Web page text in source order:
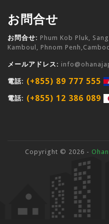
お問合せ
お問合せ: Phum Kob Pluk,
Kamboul, Phnom
メールアドレス:
電話: (+855) 89 777 555
電話: (+855) 12 386 089
Copyright © 2026 -